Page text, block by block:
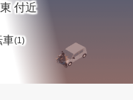
付近
車(1)